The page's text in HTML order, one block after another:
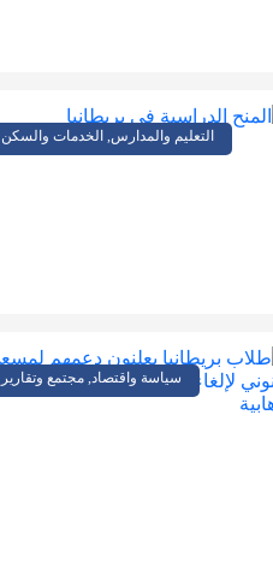
التعليم والمدارس, الخدمات والسكن
سياسة واقتصاد, مجتمع وتقارير